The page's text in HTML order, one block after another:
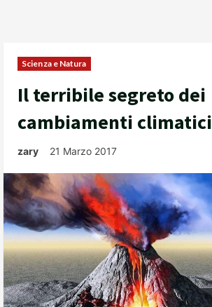
Scienza e Natura
Il terribile segreto dei
cambiamenti climatici
zary 21 Marzo 2017